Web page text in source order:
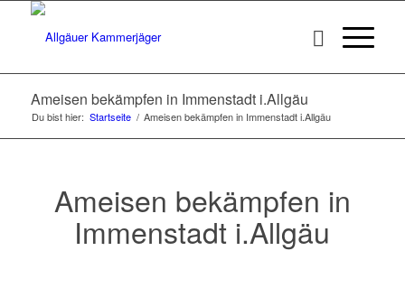
Ameisen bekämpfen in Immenstadt i.Allgäu
Du bist hier: Startseite / Ameisen bekämpfen in Immenstadt i.Allgäu
Ameisen bekämpfen in
Immenstadt i.Allgäu